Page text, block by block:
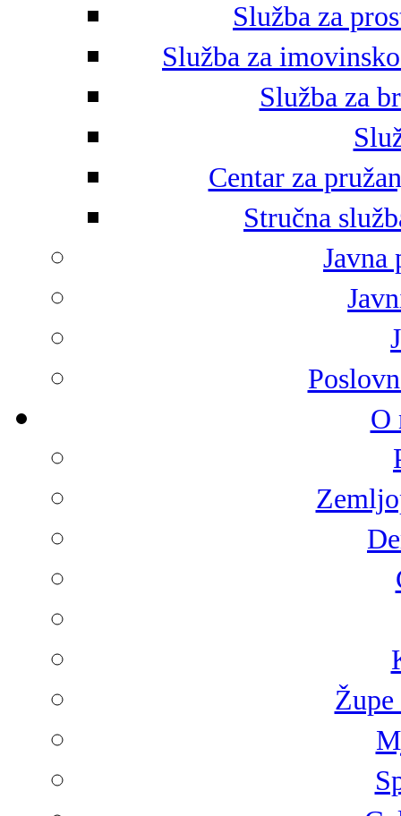
Služba za
Služba za
Služba za
Centar za
Stručna
Javna
O